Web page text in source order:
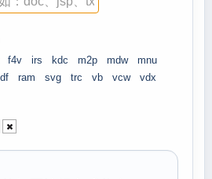
f4v irs kdc m2p mdw
mnu
ram svg trc vb vcw
vdx